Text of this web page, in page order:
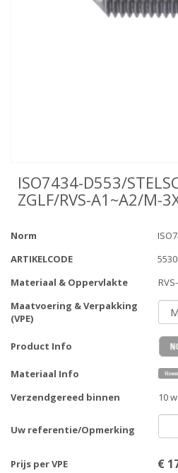
ISO7434-D553/
ZGLF/RVS-A1~A2/M-
Norm
ARTIKELCODE
Materiaal & Oppervlakte
Maatvoering & Verpakking
(VPE)
Product Info
Materiaal Info
Verzendgereed binnen
10
Uw referentie/Opmerking
Prijs per VPE €